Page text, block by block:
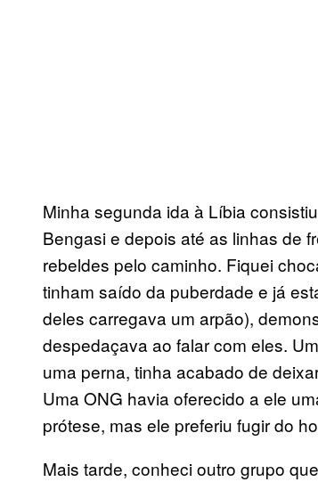
Minha segunda ida à Líbia
Bengasi e depois até as linhas de
rebeldes pelo caminho. Fiquei
tinham saído da puberdade e já
deles carregava um arpão),
despedaçava ao falar com eles.
uma perna, tinha acabado de
Uma ONG havia oferecido a ele
prótese, mas ele preferiu fugir do
Mais tarde, conheci outro grupo